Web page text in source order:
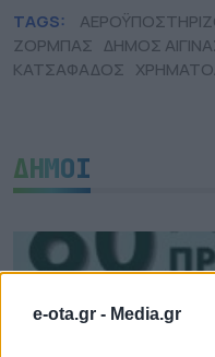
e-ota.gr - Media.gr
TAGS:
ΖΟΡΜΠΑΣ ΔΗΜΟΣ
ΚΑΤΣΑΦΑΔΟΣ
ΔΗΜΟΙ